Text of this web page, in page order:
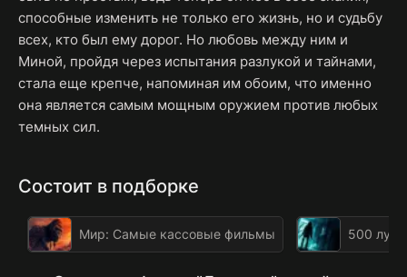
способные изменить не только его жизнь, но и судьбу
всех, кто был ему дорог. Но любовь между ним и
Миной, пройдя через испытания разлукой и тайнами,
стала еще крепче, напоминая им обоим, что именно
она является самым мощным оружием против любых
темных сил.
Состоит в подборке
Мир: Самые кассовые фильмы 500